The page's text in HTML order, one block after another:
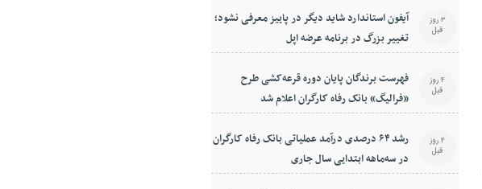
آیفون استاندارد شاید دیگر در پاییز معرفی نشود؛
تغییر بزرگ در برنامه عرضه اپل
3 روز
قبل
فهرست برندگان پایان دوره قرعه‌کشی طرح
«فرالیگ» بانک رفاه کارگران اعلام شد
4 روز
قبل
رشد ۶۴ درصدی درآمد عملیاتی بانک رفاه کارگران
در سه‌ماهه ابتدایی سال جاری
4 روز
قبل